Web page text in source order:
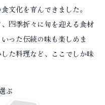
文化を育んできました。
四季折々に旬を迎える食材
った伝統の味も楽しめま
た料理など、ここでしか味
ぶ
コラム